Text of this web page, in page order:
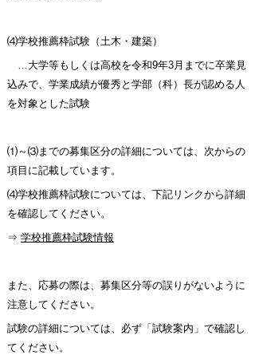
⑷学校推薦枠試験（土木・建築）
…大学等もしくは高校を令和9年3月までに卒業見
込みで、 学業成績が優秀と 学部（科）長が認める人
を対象とした試験
⑴～⑶までの募集区分の詳細については、次からの
項目に記載しています。
⑷学校推薦枠試験については、下記リンクから詳細
を確認してください。
⇒ 学校推薦枠試験情報
また、応募の際は、募集区分等の誤りがないように
注意してください。
試験の詳細については、必ず「試験案内」で確認し
てください。